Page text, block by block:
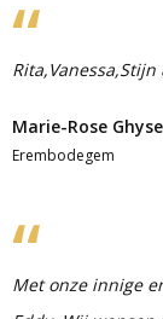
Marie-Rose
Erembodegem
Met onze innige